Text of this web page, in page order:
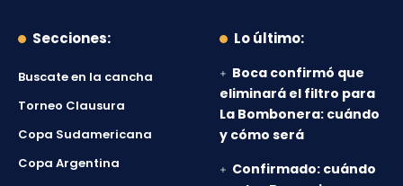
Secciones:
Buscate en la cancha
Torneo Clausura
Copa Sudamericana
Copa Argentina
Lo último:
Boca confirmó que
eliminará el filtro para
La Bombonera: cuándo
y cómo será
Confirmado: cuándo